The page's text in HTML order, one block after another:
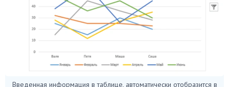
Введенная информация в таблице, автоматически отобразится в